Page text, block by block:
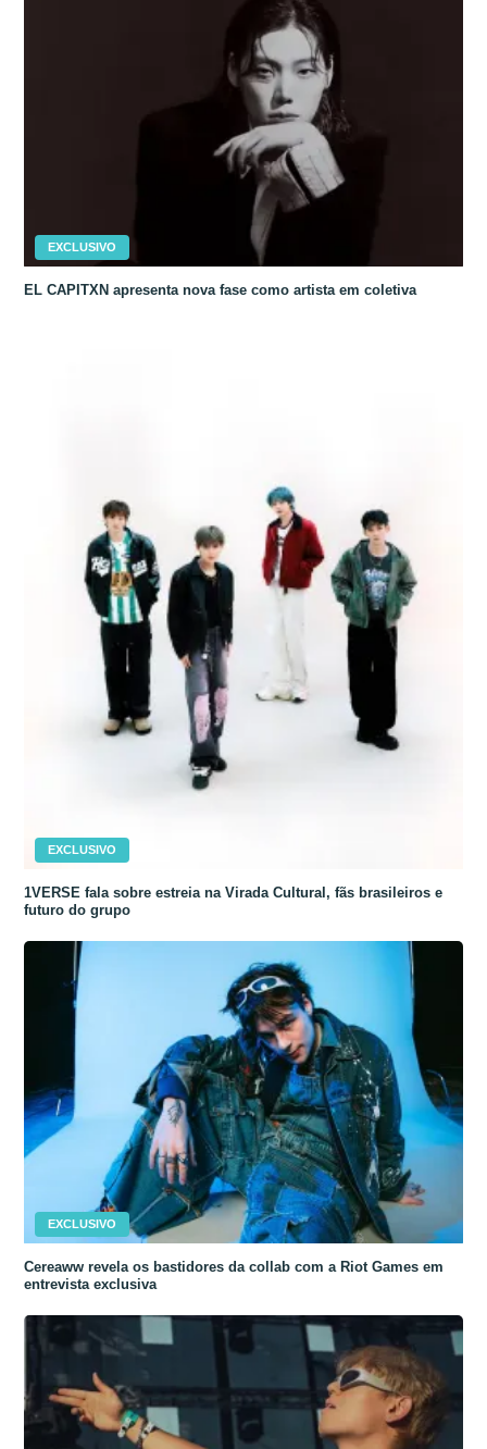
EXCLUSIVO
EL CAPITXN apresenta nova fase como artista em coletiva
EXCLUSIVO
1VERSE fala sobre estreia na Virada Cultural, fãs brasileiros e
futuro do grupo
EXCLUSIVO
Cereaww revela os bastidores da collab com a Riot Games em
entrevista exclusiva